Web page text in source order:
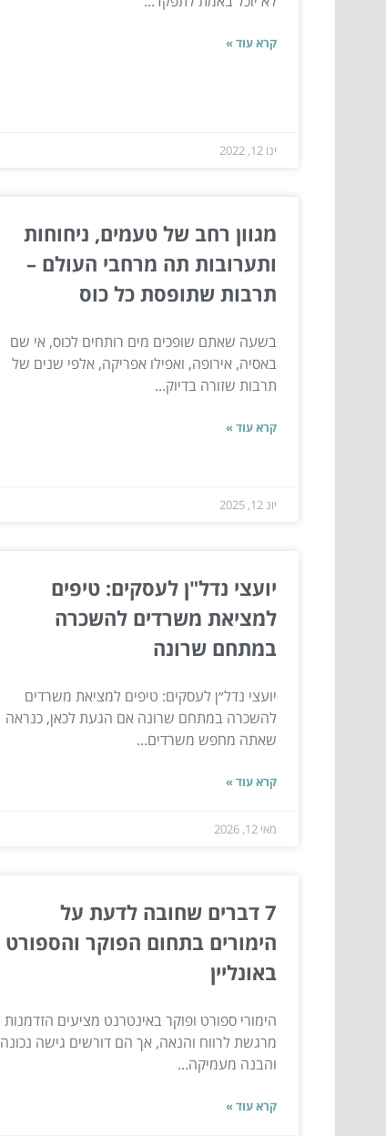
קרא עוד »
ינו 12, 2022
מגוון רחב של טעמים, ניחוחות
ותערובות תה מרחבי העולם –
תרבות שתופסת כל כוס
בשעה שאתם שופכים מים רותחים לכוס, אי שם
באסיה, אירופה, ואפילו אפריקה, אלפי שנים של
תרבות שזורה בדיוק...
קרא עוד »
יונ 12, 2025
יועצי נדל"ן לעסקים: טיפים
למציאת משרדים להשכרה
במתחם שרונה
יועצי נדל״ן לעסקים: טיפים למציאת משרדים
להשכרה במתחם שרונה אם הגעת לכאן, כנראה
שאתה מחפש משרדים...
קרא עוד »
מאי 12, 2026
7 דברים שחובה לדעת על
הימורים בתחום הפוקר והספורט
באונליין
הימורי ספורט ופוקר באינטרנט מציעים הזדמנות
מרגשת לרווח והנאה, אך הם דורשים גישה נכונה
והבנה מעמיקה...
קרא עוד »